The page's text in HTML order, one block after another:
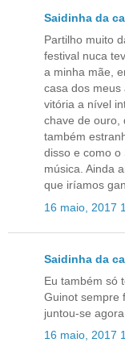
Saidinha da
Partilho muito
festival nuca
a minha mãe,
casa dos meus
vitória a nível
chave de ouro,
também
disso e como o
música. Ainda
que iríamos
16 maio, 2017
Saidinha da
Eu também só
Guinot sempre
juntou-se
16 maio, 2017